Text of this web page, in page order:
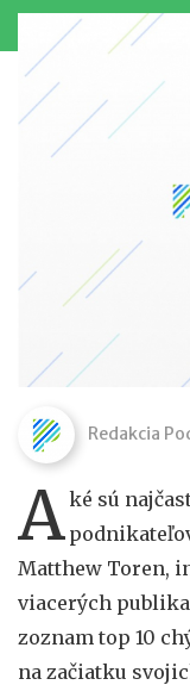
Redakcia
Aké sú
Matthew Toren,
viacerých
zoznam top 10
na začiatku